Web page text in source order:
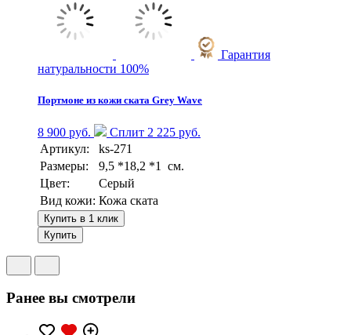
Гарантия
натуральности 100%
Портмоне из кожи ската Grey Wave
8 900 руб.
Сплит 2 225 руб.
Артикул:
ks-271
Размеры:
9,5 *18,2 *1 см.
Цвет:
Серый
Вид кожи: Кожа ската
Купить в 1 клик
Купить
Ранее вы смотрели